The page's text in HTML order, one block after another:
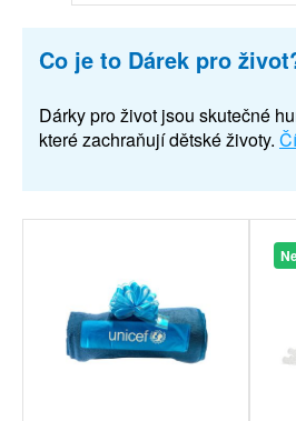
Co je to Dárek pro
Dárky pro život jsou skutečné
které zachraňují dětské životy.